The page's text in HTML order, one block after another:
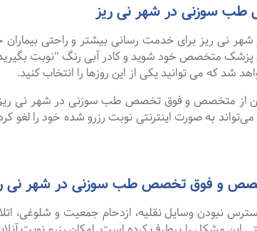
سوزنی در شهر نی ریز
ریز برای خدمت رسانی بیشتر و راحتی بیماران
پزشک متخصص خود شوید و کادر آبی رنگ "نوبت
شد که می توانید یکی از این روزها را انتخاب کنید.
که به صورت آنلاین از متخصص و فوق تخصص طب سوزنی در شهر
به صورت اینترنتی نوبت رزرو شده خود را لغو
و فوق تخصص طب سوزنی در شهر نی
نبودن وسایل نقلیه، ازدحام جمعیت و